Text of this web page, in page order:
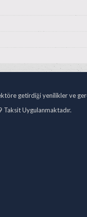
getirdiği yenilikler ve
Taksit Uygulanmaktadır.